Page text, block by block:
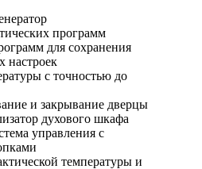
программ
для сохранения
настроек
с точностью до
и закрывание дверцы
духового шкафа
управления с
температуры и